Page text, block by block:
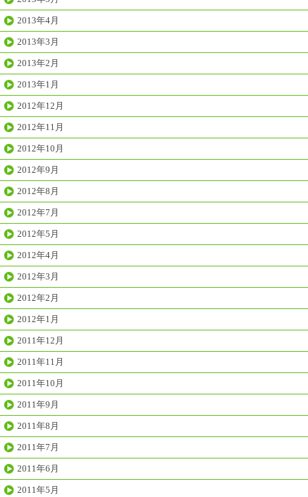
2013年4月
2013年3月
2013年2月
2013年1月
2012年12月
2012年11月
2012年10月
2012年9月
2012年8月
2012年7月
2012年5月
2012年4月
2012年3月
2012年2月
2012年1月
2011年12月
2011年11月
2011年10月
2011年9月
2011年8月
2011年7月
2011年6月
2011年5月